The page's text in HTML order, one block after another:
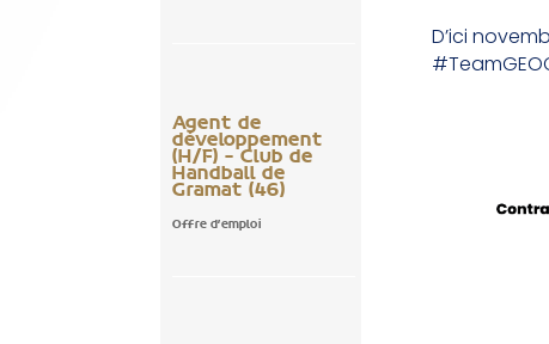
Agent de
développement
(H/F) – Club de
Handball de
Gramat (46)
Offre d'emploi
D’ici